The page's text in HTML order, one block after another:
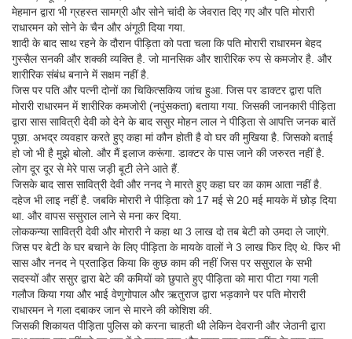
मेहमान द्वारा भी ग्रहस्त सामग्री और सोने चांदी के जेवरात दिए गए और पति मोरारी
राधारमन को सोने के चैन और अंगूठी दिया गया.
शादी के बाद साथ रहने के दौरान पीड़िता को पता चला कि पति मोरारी राधारमन बेहद
गुस्सैल सनकी और शक्की व्यक्ति है. जो मानसिक और शारीरिक रुप से कमजोर है. और
शारीरिक संबंध बनाने में सक्षम नहीं है.
जिस पर पति और पत्नी दोनों का चिकित्सकिय जांच हुआ. जिस पर डाक्टर द्वारा पति
मोरारी राधारमन में शारीरिक कमजोरी (नपुंसकता) बताया गया. जिसकी जानकारी पीड़िता
द्वारा सास सावित्री देवी को देने के बाद ससुर मोहन लाल ने पीड़िता से आपत्ति जनक बातें
पूछा. अभद्र व्यवहार करते हुए कहा मां कौन होती है वो घर की मुखिया है. जिसको बताई
हो जो भी है मुझे बोलो. और मैं इलाज करूंगा. डाक्टर के पास जाने की जरुरत नहीं है.
लोग दूर दूर से मेरे पास जड़ी बूटी लेने आते हैं.
जिसके बाद सास सावित्री देवी और ननद ने मारते हुए कहा घर का काम आता नहीं है.
दहेज भी लाइ नहीं है. जबकि मोरारी ने पीड़िता को 17 मई से 20 मई मायके में छोड़ दिया
था. और वापस ससुराल लाने से मना कर दिया.
लोककन्या सावित्री देवी और मोरारी ने कहा था 3 लाख दो तब बेटी को उमदा ले जाएंगे.
जिस पर बेटी के घर बचाने के लिए पीड़िता के मायके वालों ने 3 लाख फिर दिए थे. फिर भी
सास और ननद ने प्रताड़ित किया कि कुछ काम की नहीं जिस पर ससुराल के सभी
सदस्यों और ससुर द्वारा बेटे की कमियों को छुपाते हुए पीड़िता को मारा पीटा गया गली
गलौज किया गया और भाई वेणुगोपाल और ऋतुराज द्वारा भड़काने पर पति मोरारी
राधारमन ने गला दबाकर जान से मारने की कोशिश की.
जिसकी शिकायत पीड़िता पुलिस को करना चाहती थी लेकिन देवरानी और जेठानी द्वारा